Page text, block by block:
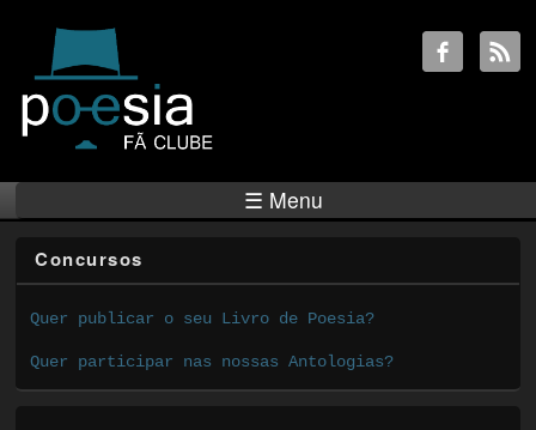
☰ Menu
Concursos
Quer publicar o seu Livro de Poesia?
Quer participar nas nossas Antologias?